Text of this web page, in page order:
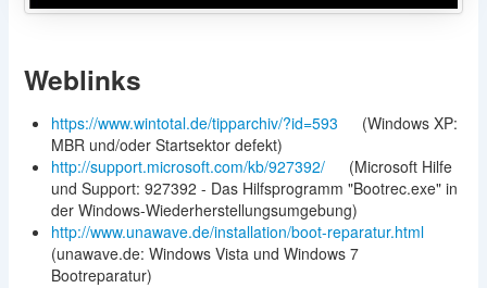
Weblinks
https://www.wintotal.de/tipparchiv/?id=593
(Windows XP:
MBR und/oder Startsektor defekt)
http://support.microsoft.com/kb/927392/
(Microsoft Hilfe
und Support: 927392 - Das Hilfsprogramm "Bootrec.exe" in
der Windows-Wiederherstellungsumgebung)
http://www.unawave.de/installation/boot-reparatur.html
(unawave.de: Windows Vista und Windows 7
Bootreparatur)